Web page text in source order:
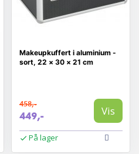
Makeupkuffert i aluminium -
sort, 22 × 30 × 21 cm
458,-
449,- Vis
På lager